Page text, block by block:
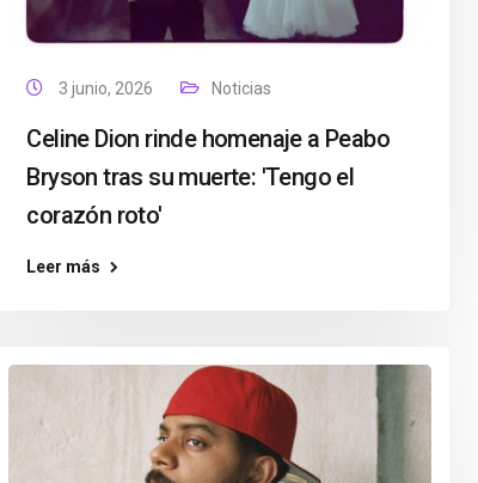
3 junio, 2026 Noticias
Celine Dion rinde homenaje a Peabo
Bryson tras su muerte: 'Tengo el
corazón roto'
Leer más